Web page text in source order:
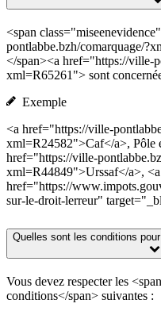
<span
pontlabbe.bzh/comarquage/
</span><a href="https://ville-
xml=R65261"> sont
Exemple
<a href="https://ville-
xml=R24582">Caf</a>, Pôle
href="https://ville-
xml=R44849">Urssaf</a>, <a
href="https://
sur-le-droit-lerreur"
Quelles sont les conditions
Vous devez respecter les
conditions</span> suivantes :